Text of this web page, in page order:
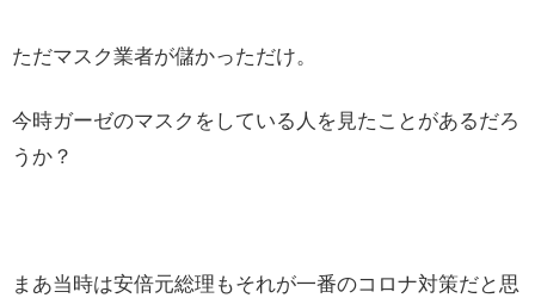
ただマスク業者が儲かっただけ。
今時ガーゼのマスクをしている人を見たことがあるだろ
うか？
まあ当時は安倍元総理もそれが一番のコロナ対策だと思